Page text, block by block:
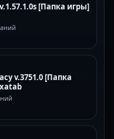
[Папка игры]
v.3751.0 [Папка